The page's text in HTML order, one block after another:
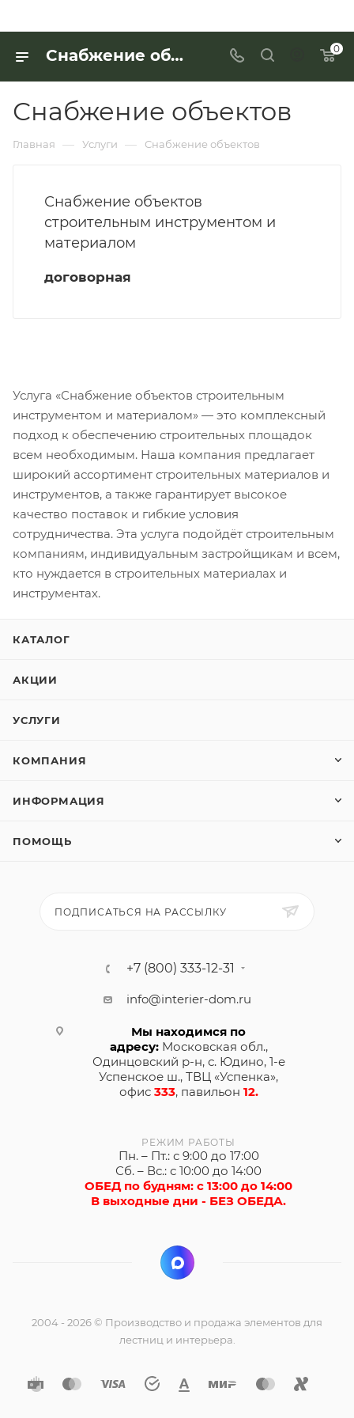
Снабжение объектов и другие услуги компании «Интерьер Дом» в Москве 0
Снабжение объектов
Главная — Услуги — Снабжение объектов
Снабжение объектов
строительным инструментом и
материалом
договорная
Услуга «Снабжение объектов строительным
инструментом и материалом» — это комплексный
подход к обеспечению строительных площадок
всем необходимым. Наша компания предлагает
широкий ассортимент строительных материалов и
инструментов, а также гарантирует высокое
качество поставок и гибкие условия
сотрудничества. Эта услуга подойдёт строительным
компаниям, индивидуальным застройщикам и всем,
кто нуждается в строительных материалах и
инструментах.
КАТАЛОГ
АКЦИИ
УСЛУГИ
КОМПАНИЯ
ИНФОРМАЦИЯ
ПОМОЩЬ
ПОДПИСАТЬСЯ НА РАССЫЛКУ
+7 (800) 333-12-31
info@interier-dom.ru
Мы находимся по
адресу:Московская обл.,
Одинцовский р-н, с. Юдино, 1-е
Успенское ш., ТВЦ «Успенка»,
офис 333, павильон 12.
РЕЖИМ РАБОТЫ
Пн. – Пт.: с 9:00 до 17:00
Сб. – Вс.: с 10:00 до 14:00
ОБЕД по будням: с 13:00 до 14:00
В выходные дни - БЕЗ ОБЕДА.
2004 - 2026 © Производство и продажа элементов для
лестниц и интерьера.